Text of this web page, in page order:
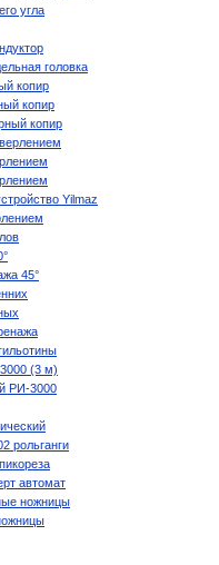
угла
головка
копир
копир
копир
Yilmaz
45°
(3 м)
РИ-3000
рольганги
автомат
ножницы